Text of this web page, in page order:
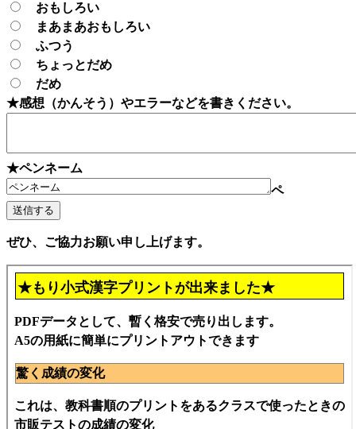
おもしろい
まあまあおもしろい
ふつう
ちょっとだめ
だめ
★感想（かんそう）やエラーなどを書きください。
★ペンネーム
ペ
ぜひ、ご協力お願い申し上げます。